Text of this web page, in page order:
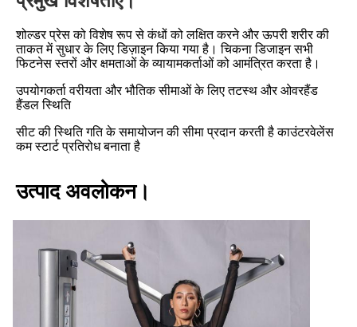
शोल्डर प्रेस को विशेष रूप से कंधों को लक्षित करने और ऊपरी शरीर की
ताकत में सुधार के लिए डिज़ाइन किया गया है। चिकना डिजाइन सभी
फिटनेस स्तरों और क्षमताओं के व्यायामकर्ताओं को आमंत्रित करता है।
उपयोगकर्ता वरीयता और भौतिक सीमाओं के लिए तटस्थ और ओवरहैंड
हैंडल स्थिति
सीट की स्थिति गति के समायोजन की सीमा प्रदान करती है काउंटरवेलेंस
कम स्टार्ट प्रतिरोध बनाता है
उत्पाद अवलोकन।